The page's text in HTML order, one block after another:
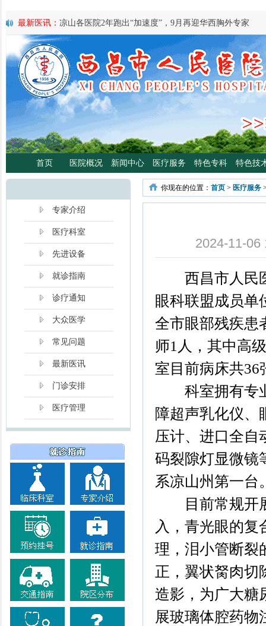
最新医讯： 凉山各医院2年跑出“加速度”，9月再迎华西胸外专家
最新医讯：紧急通知
最新医讯：好消息！四川大学华西医院泌尿外科专家魏强教授来院
最新医讯：西昌市人民总医院携手省科学普及专委会开展卫生下乡
宣传活动
最新医讯：西昌市人民医院耳鼻咽喉头颈外科将于3月3日开展“全国
日”义诊活动
最新医讯： 重磅消息！2月21日起，四川大学华西医院泌尿外科魏强
将定期到西昌市人民医院开展门诊、手术
最新医讯：西昌市人民医院胃肠肿瘤专病门诊开诊！
最新医讯：西昌市人民医院开展日间蓝光治疗门诊 轻度“小黄人”，
分离、不住院就能照蓝光啦！
最新医讯：好消息！西昌市人民医院高压氧舱运行啦
【义诊预告】西昌市人民医院大型义诊活动，5月7日约
首页 医院概况 新闻中心 医疗服务 特色专科 特色技
专家介绍
医疗科室
先进设备
就诊指南
诊疗通知
大众医学
常见问题
最新医讯
门诊安排
医疗管理
你现在的位置： 首页 > 医疗服务
2024-11-
西昌市人民
眼科联盟成员单
全市眼部残疾患
师1人，其中高
室目前病床共36
科室拥有专业
障超声乳化仪、
压计、进口全自
码裂隙灯显微镜
系凉山州第一台
目前常规开展
入，青光眼的复
理，泪小管断裂
正，翼状胬肉切
造影，为广大糖
展玻璃体腔药物